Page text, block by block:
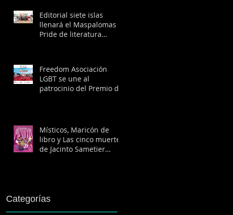
Freedom
Editorial siete islas
llenará el Maspalomas
Pride de literatura
Freedom Asociación
LGBT se une al
patrocinio del Premio de
Místicos, Maricón de
libro y Las cinco muertes
de Jacinto Sametier
Categorías